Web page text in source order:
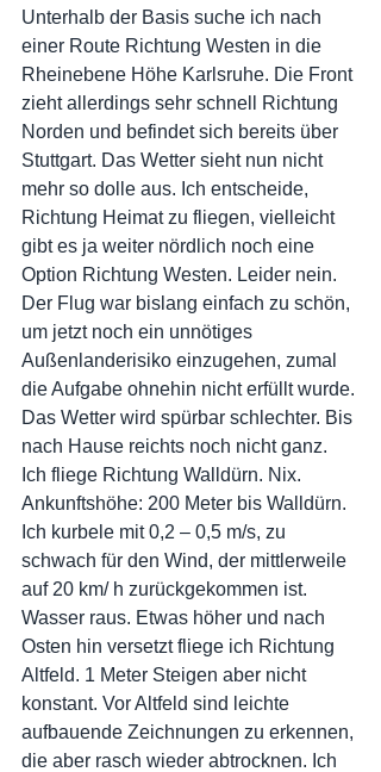
Unterhalb der Basis suche ich nach
einer Route Richtung Westen in die
Rheinebene Höhe Karlsruhe. Die Front
zieht allerdings sehr schnell Richtung
Norden und befindet sich bereits über
Stuttgart. Das Wetter sieht nun nicht
mehr so dolle aus. Ich entscheide,
Richtung Heimat zu fliegen, vielleicht
gibt es ja weiter nördlich noch eine
Option Richtung Westen. Leider nein.
Der Flug war bislang einfach zu schön,
um jetzt noch ein unnötiges
Außenlanderisiko einzugehen, zumal
die Aufgabe ohnehin nicht erfüllt wurde.
Das Wetter wird spürbar schlechter. Bis
nach Hause reichts noch nicht ganz.
Ich fliege Richtung Walldürn. Nix.
Ankunftshöhe: 200 Meter bis Walldürn.
Ich kurbele mit 0,2 – 0,5 m/s, zu
schwach für den Wind, der mittlerweile
auf 20 km/ h zurückgekommen ist.
Wasser raus. Etwas höher und nach
Osten hin versetzt fliege ich Richtung
Altfeld. 1 Meter Steigen aber nicht
konstant. Vor Altfeld sind leichte
aufbauende Zeichnungen zu erkennen,
die aber rasch wieder abtrocknen. Ich